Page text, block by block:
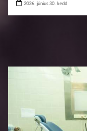
2026. június 30. kedd